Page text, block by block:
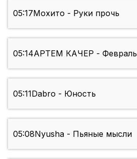
05:17Мохито - Руки прочь
05:14АРТЕМ КАЧЕР - Февраль
05:11Dabro - Юность
05:08Nyusha - Пьяные мысли